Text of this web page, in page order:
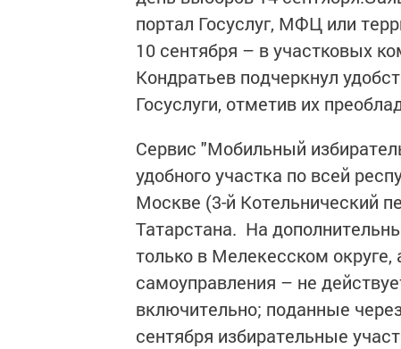
портал Госуслуг, МФЦ или
10 сентября – в участковых
Кондратьев подчеркнул
Госуслуги, отметив их
Сервис "Мобильный
удобного участка по всей
Москве (3-й Котельнический
Татарстана. На
только в Мелекесском
самоуправления – не
включительно; поданные
сентября избирательные